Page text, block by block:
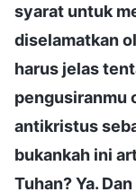
syarat untuk
diselamatkan
harus jelas
pengusiranmu
antikristus
bukankah ini
Tuhan? Ya.